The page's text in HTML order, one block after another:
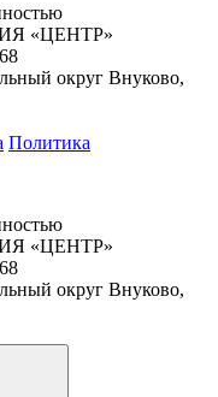
«ЦЕНТР»
округ Внуково,
Политика
«ЦЕНТР»
округ Внуково,